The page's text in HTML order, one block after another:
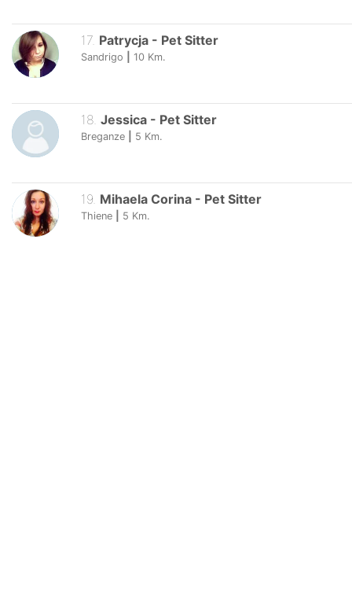
17. Patrycja - Pet Sitter
Sandrigo 10 Km.
18. Jessica - Pet Sitter
Breganze 5 Km.
19. Mihaela Corina - Pet Sitter
Thiene 5 Km.